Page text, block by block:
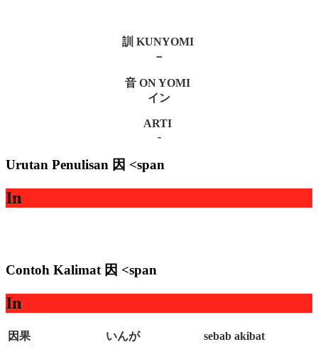
訓 KUNYOMI
－
音 ON YOMI
イン
ARTI
-
Urutan Penulisan 因 <span
In
Contoh Kalimat 因 <span
In
因果 いんが
sebab akibat